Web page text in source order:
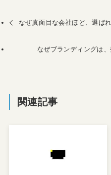
なぜ真面目な会社ほど、選ば
なぜブランディングは
関連記事